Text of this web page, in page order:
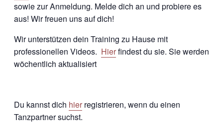
sowie zur Anmeldung. Melde dich an und probiere es
aus! Wir freuen uns auf dich!
Wir unterstützen dein Training zu Hause mit
professionellen Videos. Hierfindest du sie. Sie werden
wöchentlich aktualisiert
Du kannst dich hier registrieren, wenn du einen
Tanzpartner suchst.